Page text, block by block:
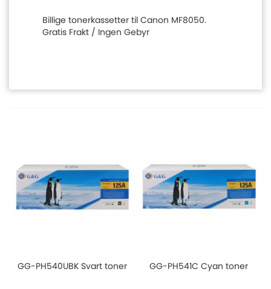
Billige tonerkassetter til Canon MF8050.
Gratis Frakt / Ingen Gebyr
GG-PH540UBK Svart toner GG-PH541C Cyan toner